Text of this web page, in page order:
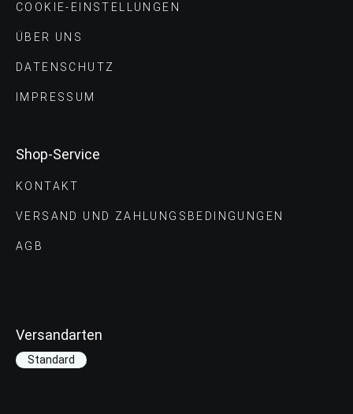
COOKIE-EINSTELLUNGEN
ÜBER UNS
DATENSCHUTZ
IMPRESSUM
Shop-Service
KONTAKT
VERSAND UND ZAHLUNGS­BEDINGUNGEN
AGB
Versandarten
Standard